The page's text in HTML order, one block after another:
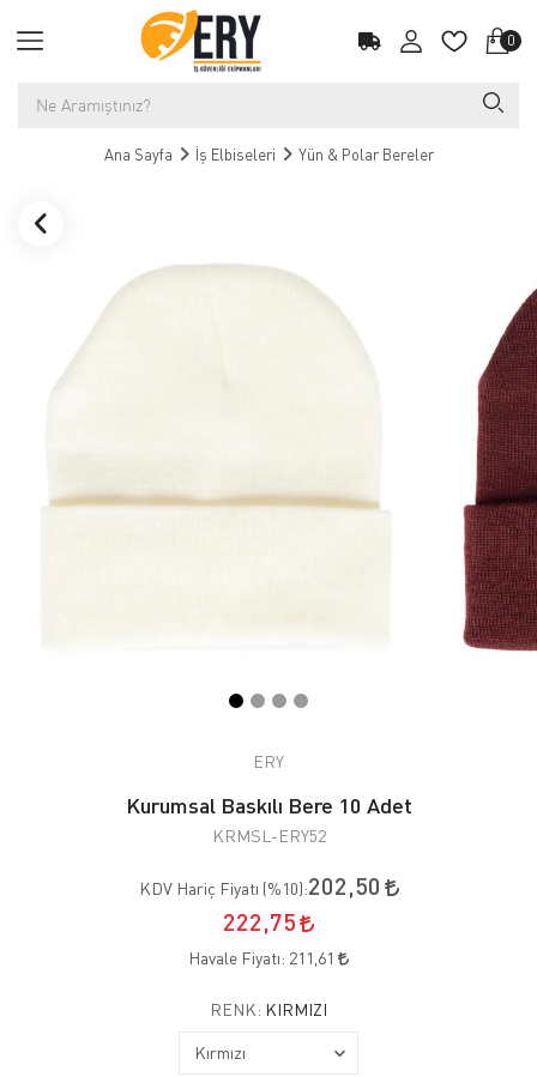
0
Ana Sayfa İş Elbiseleri Yün & Polar Bereler
ERY
Kurumsal Baskılı Bere 10 Adet
KRMSL-ERY52
KDV Hariç Fiyatı (%10):202,50
222,75
Havale Fiyatı: 211,61
RENK: KIRMIZI